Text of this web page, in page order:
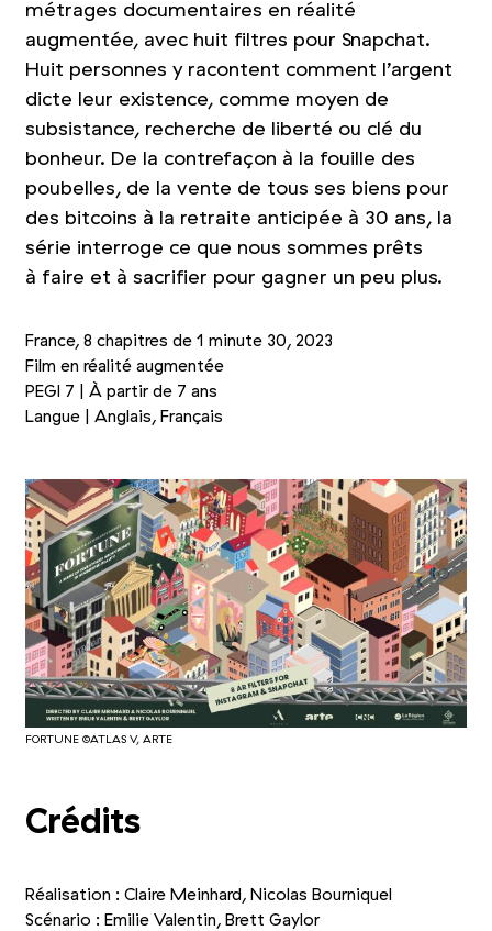
métrages documentaires en réalité
augmentée, avec huit filtres pour Snapchat.
Huit personnes y racontent comment l’argent
dicte leur existence, comme moyen de
subsistance, recherche de liberté ou clé du
bonheur. De la contrefaçon à la fouille des
poubelles, de la vente de tous ses biens pour
des bitcoins à la retraite anticipée à 30 ans, la
série interroge ce que nous sommes prêts
à faire et à sacrifier pour gagner un peu plus.
France, 8 chapitres de 1 minute 30, 2023
Film en réalité augmentée
PEGI 7 | À partir de 7 ans
Langue | Anglais, Français
FORTUNE ©ATLAS V, ARTE
Crédits
Réalisation : Claire Meinhard, Nicolas Bourniquel
Scénario : Emilie Valentin, Brett Gaylor